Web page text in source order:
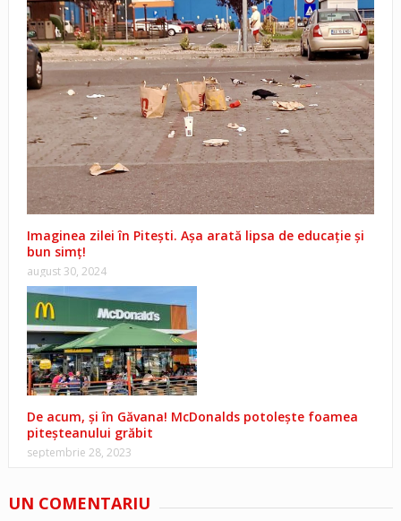
Imaginea zilei în Pitești. Așa arată lipsa de educație și
bun simț!
august 30, 2024
De acum, și în Găvana! McDonalds potolește foamea
piteșteanului grăbit
septembrie 28, 2023
UN COMENTARIU